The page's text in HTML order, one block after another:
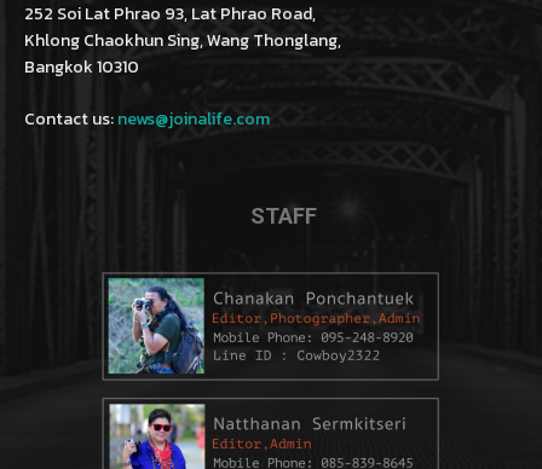
252 Soi Lat Phrao 93, Lat Phrao Road,
Khlong Chaokhun Sing, Wang Thonglang,
Bangkok 10310
Contact us:news@joinalife.com
STAFF